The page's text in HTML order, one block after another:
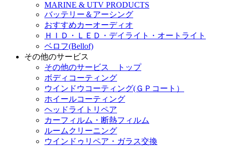
MARINE & UTV PRODUCTS
バッテリー＆アーシング
おすすめカーオーディオ
ＨＩＤ・ＬＥＤ・デイライト・オートライト
ベロフ(Bellof)
その他のサービス
その他のサービス トップ
ボディコーティング
ウインドウコーティング(ＧＰコート）
ホイールコーティング
ヘッドライトリペア
カーフィルム・断熱フィルム
ルームクリーニング
ウインドゥリペア・ガラス交換